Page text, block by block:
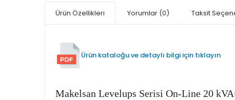
Ürün Özellikleri Yorumlar (0) Taksit
Ürün kataloğu ve detaylı bilgi için tıklayın
Makelsan Levelups Serisi On-Line 20